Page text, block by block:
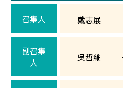
召集人 戴志展
副召集
人
吳哲維